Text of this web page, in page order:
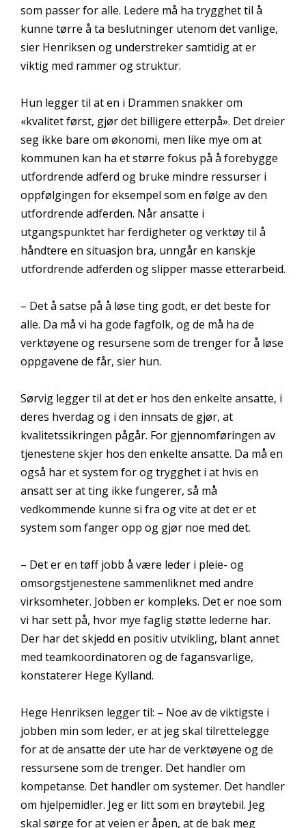
som passer for alle. Ledere må ha trygghet til å
kunne tørre å ta beslutninger utenom det vanlige,
sier Henriksen og understreker samtidig at er
viktig med rammer og struktur.
Hun legger til at en i Drammen snakker om
«kvalitet først, gjør det billigere etterpå». Det dreier
seg ikke bare om økonomi, men like mye om at
kommunen kan ha et større fokus på å forebygge
utfordrende adferd og bruke mindre ressurser i
oppfølgingen for eksempel som en følge av den
utfordrende adferden. Når ansatte i
utgangspunktet har ferdigheter og verktøy til å
håndtere en situasjon bra, unngår en kanskje
utfordrende adferden og slipper masse etterarbeid.
– Det å satse på å løse ting godt, er det beste for
alle. Da må vi ha gode fagfolk, og de må ha de
verktøyene og resursene som de trenger for å løse
oppgavene de får, sier hun.
Sørvig legger til at det er hos den enkelte ansatte, i
deres hverdag og i den innsats de gjør, at
kvalitetssikringen pågår. For gjennomføringen av
tjenestene skjer hos den enkelte ansatte. Da må en
også har et system for og trygghet i at hvis en
ansatt ser at ting ikke fungerer, så må
vedkommende kunne si fra og vite at det er et
system som fanger opp og gjør noe med det.
– Det er en tøff jobb å være leder i pleie- og
omsorgstjenestene sammenliknet med andre
virksomheter. Jobben er kompleks. Det er noe som
vi har sett på, hvor mye faglig støtte lederne har.
Der har det skjedd en positiv utvikling, blant annet
med teamkoordinatoren og de fagansvarlige,
konstaterer Hege Kylland.
Hege Henriksen legger til: – Noe av de viktigste i
jobben min som leder, er at jeg skal tilrettelegge
for at de ansatte der ute har de verktøyene og de
ressursene som de trenger. Det handler om
kompetanse. Det handler om systemer. Det handler
om hjelpemidler. Jeg er litt som en brøytebil. Jeg
skal sørge for at veien er åpen, at de bak meg